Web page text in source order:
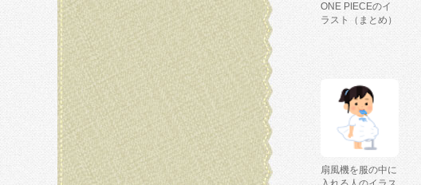
ONE PIECEのイ
ラスト（まとめ）
扇風機を服の中に